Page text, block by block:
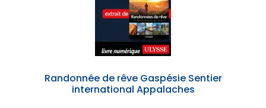
Randonnée de rêve Gaspésie Sentier
international Appalaches